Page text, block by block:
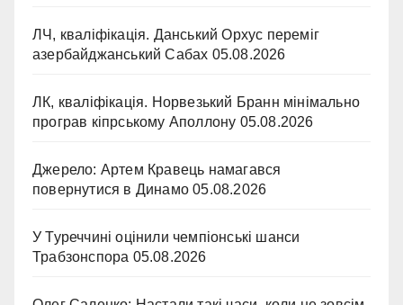
ЛЧ, кваліфікація. Данський Орхус переміг
азербайджанський Сабах 05.08.2026
ЛК, кваліфікація. Норвезький Бранн мінімально
програв кіпрському Аполлону 05.08.2026
Джерело: Артем Кравець намагався
повернутися в Динамо 05.08.2026
У Туреччині оцінили чемпіонські шанси
Трабзонспора 05.08.2026